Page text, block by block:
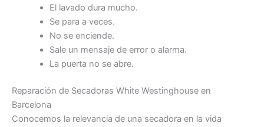
El lavado dura mucho.
Se para a veces.
No se enciende.
Sale un mensaje de error o alarma.
La puerta no se abre.
Reparación de Secadoras White Westinghouse en
Barcelona
Conocemos la relevancia de una secadora en la vida